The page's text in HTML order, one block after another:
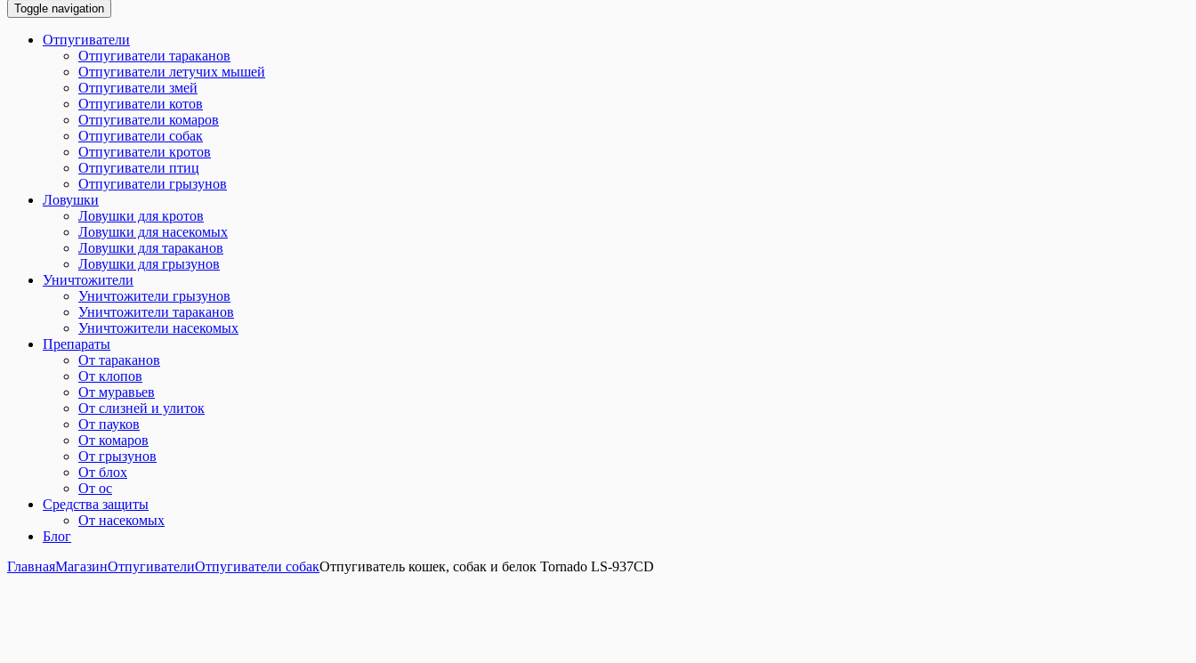
Toggle navigation
Отпугиватели
Отпугиватели тараканов
Отпугиватели летучих мышей
Отпугиватели змей
Отпугиватели котов
Отпугиватели комаров
Отпугиватели собак
Отпугиватели кротов
Отпугиватели птиц
Отпугиватели грызунов
Ловушки
Ловушки для кротов
Ловушки для насекомых
Ловушки для тараканов
Ловушки для грызунов
Уничтожители
Уничтожители грызунов
Уничтожители тараканов
Уничтожители насекомых
Препараты
От тараканов
От клопов
От муравьев
От слизней и улиток
От пауков
От комаров
От грызунов
От блох
От ос
Средства защиты
От насекомых
Блог
ГлавнаяМагазинОтпугивателиОтпугиватели собакОтпугиватель кошек, собак и белок Tornado LS-937CD